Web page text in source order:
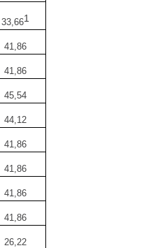
33,661
41,86
41,86
45,54
44,12
41,86
41,86
41,86
41,86
26,22